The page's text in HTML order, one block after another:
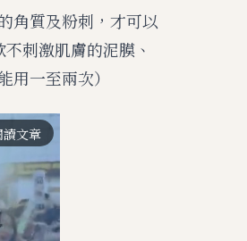
角質及粉刺，才可以
刺激肌膚的泥膜、
一至兩次）
讀文章